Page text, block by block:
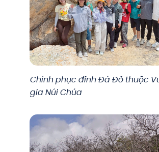
Chinh phục đỉnh Đá Đỏ thuộc
gia Núi Chúa